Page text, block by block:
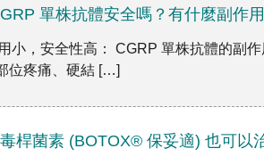
單株抗體安全嗎？有什麼副作用
小，安全性高： CGRP 單株抗體的副
位疼痛、硬結 […]
桿菌素 (BOTOX® 保妥適) 也可以